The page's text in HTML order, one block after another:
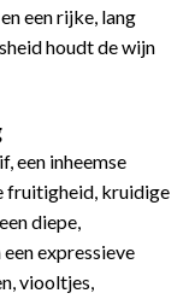
een rijke, lang
houdt de wijn
een inheemse
fruitigheid, kruidige
diepe,
expressieve
viooltjes,